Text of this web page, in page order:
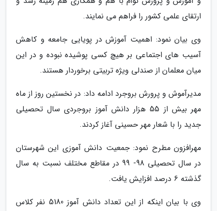
ارتقای علمی کشور را فراهم می نمایند.
وی بیان نمود: اهمیت آموزش در پویایی جامعه و کاهش
آسیب های اجتماعی بر هیچ کسی پوشیده نبوده و در این
میان معلمان از صندلی ویژه تربیتی برخوردار هستند.
مدیرآموش و پرورش بروجرد ادامه داد: در نخستین روز از ماه
مهر بیش از 55 هزار دانش آموز بروجردی سال تحصیلی
جدید را با شعار مهر حسینی آغاز کردند.
مهرافزون مطرح نمود: جمعیت دانش آموزی این شهرستان
در سال تحصیلی 98- 99 در مقاطع مختلف نسبت به سال
گذشته 6 درصد افزایش یافت.
وی با بیان اینکه از این تعداد دانش آموز 5180 نفر کلاس